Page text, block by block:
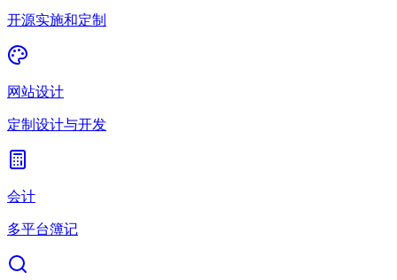
开源实施和定制
网站设计
定制设计与开发
会计
多平台簿记